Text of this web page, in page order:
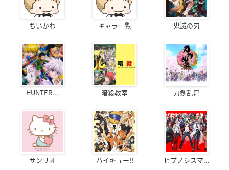
ちいかわ キャラ一覧 鬼滅の刃
HUNTER... 暗殺教室 刀剣乱舞
サンリオ ハイキュー!! ヒプノシスマ...